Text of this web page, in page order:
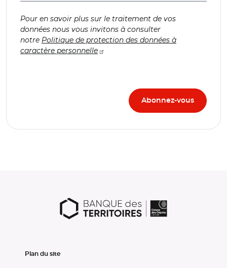
Pour en savoir plus sur le traitement de vos
données nous vous invitons à consulter
notre Politique de protection des données à
caractère personnelle
Plan du site